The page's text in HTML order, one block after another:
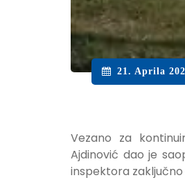
21. Aprila
Vezano za
Ajdinović dao je
inspektora zaključno